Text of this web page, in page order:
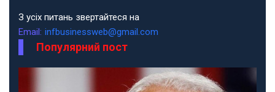
З усіх питань звертайтеся на
Email: infbusinessweb@gmail.com
Популярний пост